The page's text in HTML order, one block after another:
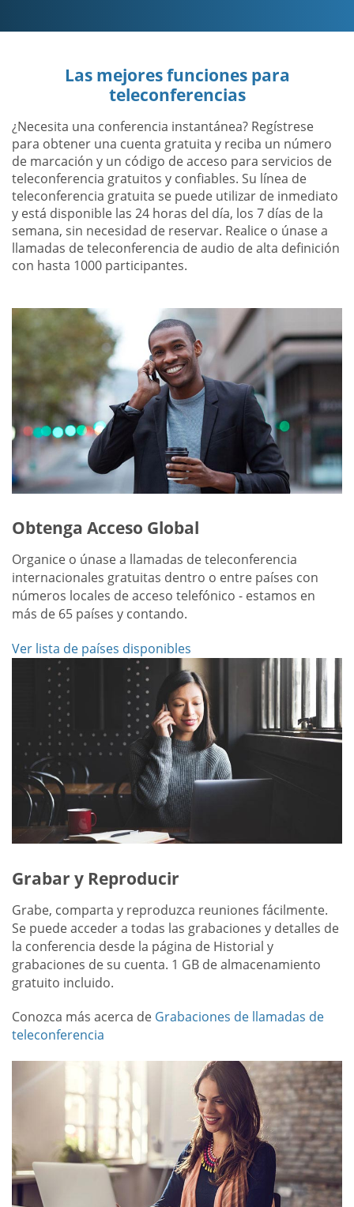
Las mejores funciones para
teleconferencias
¿Necesita una conferencia instantánea? Regístrese
para obtener una cuenta gratuita y reciba un número
de marcación y un código de acceso para servicios de
teleconferencia gratuitos y confiables. Su línea de
teleconferencia gratuita se puede utilizar de inmediato
y está disponible las 24 horas del día, los 7 días de la
semana, sin necesidad de reservar. Realice o únase a
llamadas de teleconferencia de audio de alta definición
con hasta 1000 participantes.
Obtenga Acceso Global
Organice o únase a llamadas de teleconferencia
internacionales gratuitas dentro o entre países con
números locales de acceso telefónico - estamos en
más de 65 países y contando.
Ver lista de países disponibles
Grabar y Reproducir
Grabe, comparta y reproduzca reuniones fácilmente.
Se puede acceder a todas las grabaciones y detalles de
la conferencia desde la página de Historial y
grabaciones de su cuenta. 1 GB de almacenamiento
gratuito incluido.
Conozca más acerca de Grabaciones de llamadas de
teleconferencia